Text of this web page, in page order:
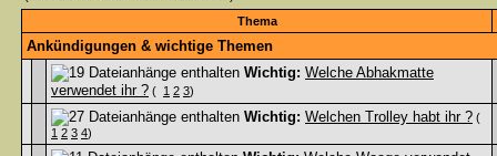
Thema
Ankündigungen & wichtige Themen
Wichtig: Welche Abhakmatte
verwendet ihr ? ( 1 2 3)
Wichtig: Welchen Trolley habt ihr ? (
1 2 3 4)